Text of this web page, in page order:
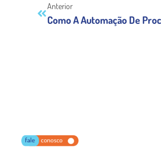
Anterior